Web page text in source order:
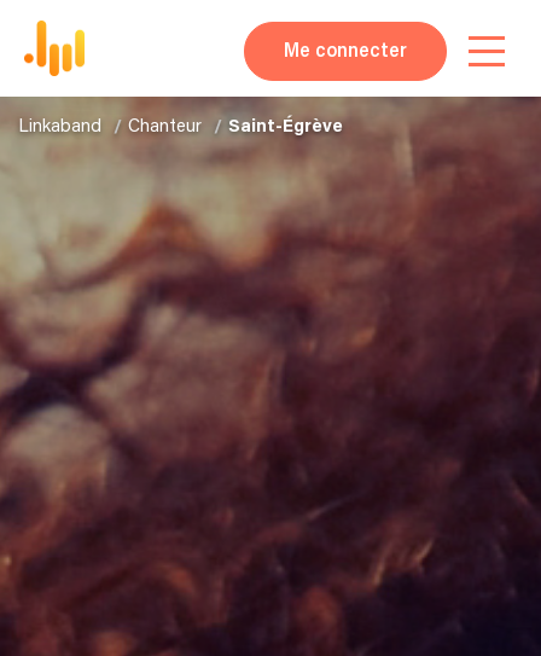
Me connecter
Linkaband Chanteur Saint-Égrève